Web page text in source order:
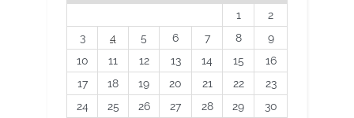
1
2
3
4 5 6 7 8
9
10
11 12 13 14 15
16
17
18 19 20 21 22
23
24
25 26 27 28 29
30